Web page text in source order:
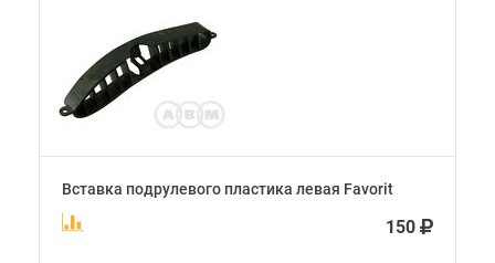
Вставка подрулевого пластика левая Favorit
150